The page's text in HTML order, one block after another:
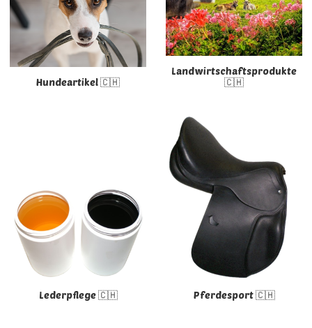
Hundeartikel 🇨🇭
Landwirtschaftsprodukte
🇨🇭
Lederpflege 🇨🇭 Pferdesport 🇨🇭